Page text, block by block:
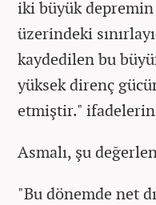
iki büyük
üzerindeki
kaydedilen bu
yüksek direnç
etmiştir."
Asmalı, şu
"Bu dönemde net